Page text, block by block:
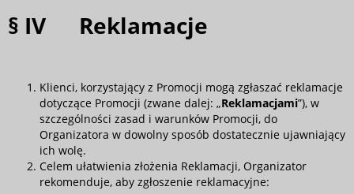
§ IV Reklamacje
Klienci, korzystający z Promocji mogą zgłaszać reklamacje
dotyczące Promocji (zwane dalej: „Reklamacjami”), w
szczególności zasad i warunków Promocji, do
Organizatora w dowolny sposób dostatecznie ujawniający
ich wolę.
Celem ułatwienia złożenia Reklamacji, Organizator
rekomenduje, aby zgłoszenie reklamacyjne: